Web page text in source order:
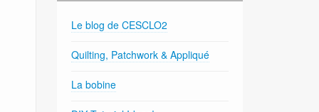
Le blog de CESCLO2
Quilting, Patchwork & Appliqué
La bobine